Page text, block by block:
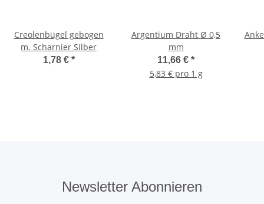
Creolenbügel gebogen
m. Scharnier Silber
1,78 € *
Argentium Draht Ø 0,5
mm
11,66 € *
5,83 € pro 1 g
Newsletter Abonnieren